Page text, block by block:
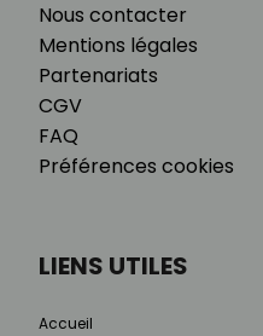
Nous contacter
Mentions légales
Partenariats
CGV
FAQ
Préférences cookies
LIENS UTILES
Accueil